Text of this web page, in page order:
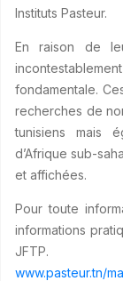
Instituts Pasteur.
En raison de
fondamentale.
recherches de
tunisiens mais
d’Afrique sub-
et affichées.
Pour toute
informations
JFTP.
www.pasteur.tn/